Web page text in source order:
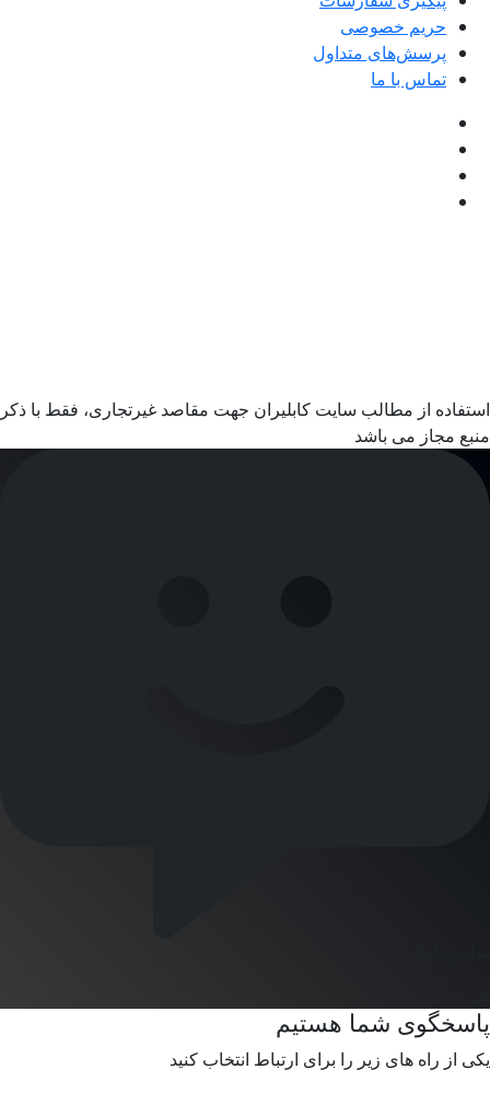
حریم خصوصی
پرسش‌های متداول
تماس با ما
استفاده از مطالب سایت کابلیران جهت مقاصد غیرتجاری، فقط با ذکر
منبع مجاز می باشد
پاسخگوی شما هستیم
یکی از راه های زیر را برای ارتباط انتخاب کنید